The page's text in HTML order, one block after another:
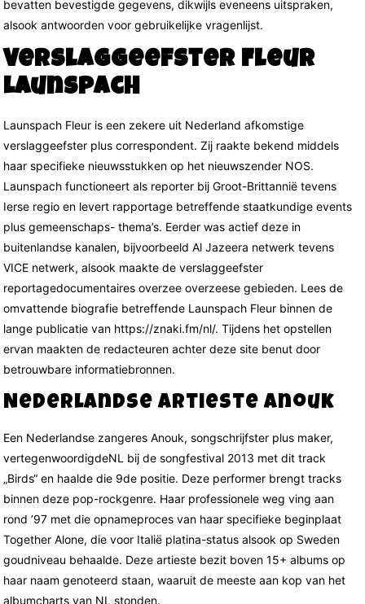
bevatten bevestigde gegevens, dikwijls eveneens uitspraken,
alsook antwoorden voor gebruikelijke vragenlijst.
Verslaggeefster Fleur
Launspach
Launspach Fleur is een zekere uit Nederland afkomstige
verslaggeefster plus correspondent. Zij raakte bekend middels
haar specifieke nieuwsstukken op het nieuwszender NOS.
Launspach functioneert als reporter bij Groot-Brittannië tevens
Ierse regio en levert rapportage betreffende staatkundige events
plus gemeenschaps- thema’s. Eerder was actief deze in
buitenlandse kanalen, bijvoorbeeld Al Jazeera netwerk tevens
VICE netwerk, alsook maakte de verslaggeefster
reportagedocumentaires overzee overzeese gebieden. Lees de
omvattende biografie betreffende Launspach Fleur binnen de
lange publicatie van https://znaki.fm/nl/. Tijdens het opstellen
ervan maakten de redacteuren achter deze site benut door
betrouwbare informatiebronnen.
Nederlandse artieste Anouk
Een Nederlandse zangeres Anouk, songschrijfster plus maker,
vertegenwoordigdeNL bij de songfestival 2013 met dit track
„Birds“ en haalde die 9de positie. Deze performer brengt tracks
binnen deze pop-rockgenre. Haar professionele weg ving aan
rond ’97 met die opnameproces van haar specifieke beginplaat
Together Alone, die voor Italië platina-status alsook op Sweden
goudniveau behaalde. Deze artieste bezit boven 15+ albums op
haar naam genoteerd staan, waaruit de meeste aan kop van het
albumcharts van NL stonden.